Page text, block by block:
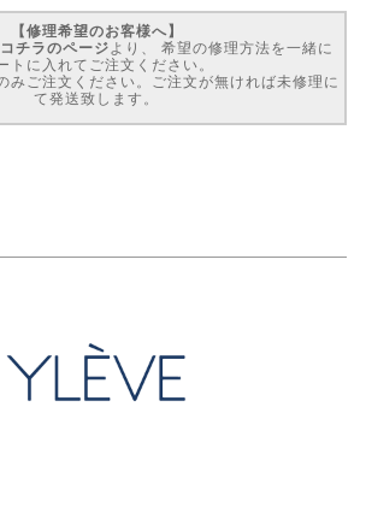
【修理希望のお客様へ】
コチラのページより、 希望の修理方法を一緒に
トに入れてご注文ください。
みご注文ください。ご注文が無ければ未修理に
て発送致します。